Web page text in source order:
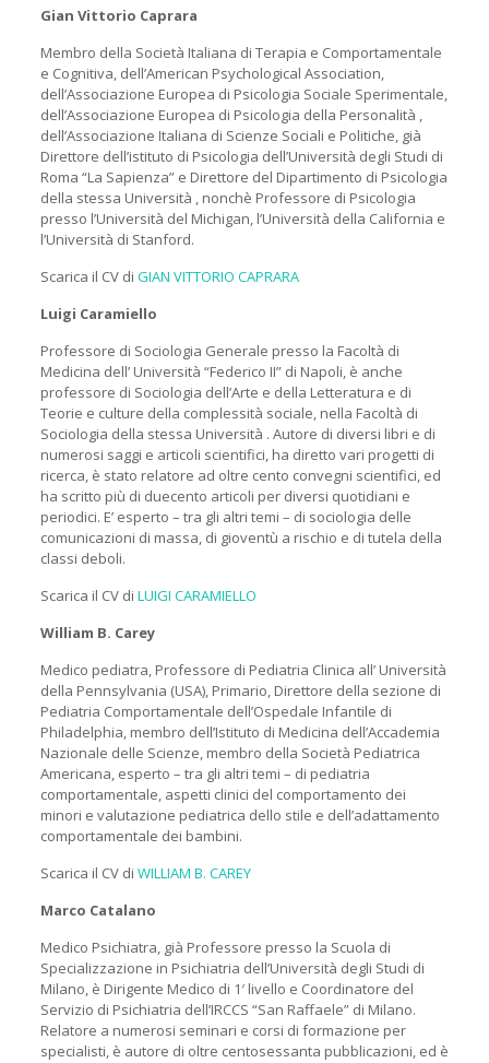
Gian Vittorio Caprara
Membro della Società Italiana di Terapia e Comportamentale
e Cognitiva, dell’American Psychological Association,
dell’Associazione Europea di Psicologia Sociale Sperimentale,
dell’Associazione Europea di Psicologia della Personalità ,
dell’Associazione Italiana di Scienze Sociali e Politiche, già
Direttore dell’istituto di Psicologia dell’Università degli Studi di
Roma “La Sapienza” e Direttore del Dipartimento di Psicologia
della stessa Università , nonchè Professore di Psicologia
presso l’Università del Michigan, l’Università della California e
l’Università di Stanford.
Scarica il CV di GIAN VITTORIO CAPRARA
Luigi Caramiello
Professore di Sociologia Generale presso la Facoltà di
Medicina dell’ Università “Federico II” di Napoli, è anche
professore di Sociologia dell’Arte e della Letteratura e di
Teorie e culture della complessità sociale, nella Facoltà di
Sociologia della stessa Università . Autore di diversi libri e di
numerosi saggi e articoli scientifici, ha diretto vari progetti di
ricerca, è stato relatore ad oltre cento convegni scientifici, ed
ha scritto più di duecento articoli per diversi quotidiani e
periodici. E’ esperto – tra gli altri temi – di sociologia delle
comunicazioni di massa, di gioventù a rischio e di tutela della
classi deboli.
Scarica il CV di LUIGI CARAMIELLO
William B. Carey
Medico pediatra, Professore di Pediatria Clinica all’ Università
della Pennsylvania (USA), Primario, Direttore della sezione di
Pediatria Comportamentale dell’Ospedale Infantile di
Philadelphia, membro dell’Istituto di Medicina dell’Accademia
Nazionale delle Scienze, membro della Società Pediatrica
Americana, esperto – tra gli altri temi – di pediatria
comportamentale, aspetti clinici del comportamento dei
minori e valutazione pediatrica dello stile e dell’adattamento
comportamentale dei bambini.
Scarica il CV di WILLIAM B. CAREY
Marco Catalano
Medico Psichiatra, già Professore presso la Scuola di
Specializzazione in Psichiatria dell’Università degli Studi di
Milano, è Dirigente Medico di 1′ livello e Coordinatore del
Servizio di Psichiatria dell’IRCCS “San Raffaele” di Milano.
Relatore a numerosi seminari e corsi di formazione per
specialisti, è autore di oltre centosessanta pubblicazioni, ed è